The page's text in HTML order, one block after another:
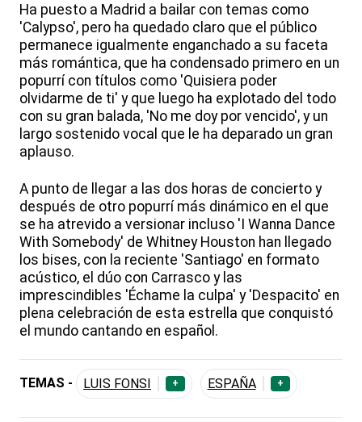
Ha puesto a Madrid a bailar con temas como
'Calypso', pero ha quedado claro que el público
permanece igualmente enganchado a su faceta
más romántica, que ha condensado primero en un
popurrí con títulos como 'Quisiera poder
olvidarme de ti' y que luego ha explotado del todo
con su gran balada, 'No me doy por vencido', y un
largo sostenido vocal que le ha deparado un gran
aplauso.
A punto de llegar a las dos horas de concierto y
después de otro popurrí más dinámico en el que
se ha atrevido a versionar incluso 'I Wanna Dance
With Somebody' de Whitney Houston han llegado
los bises, con la reciente 'Santiago' en formato
acústico, el dúo con Carrasco y las
imprescindibles 'Échame la culpa' y 'Despacito' en
plena celebración de esta estrella que conquistó
el mundo cantando en español.
TEMAS - LUIS FONSI + ESPAÑA +